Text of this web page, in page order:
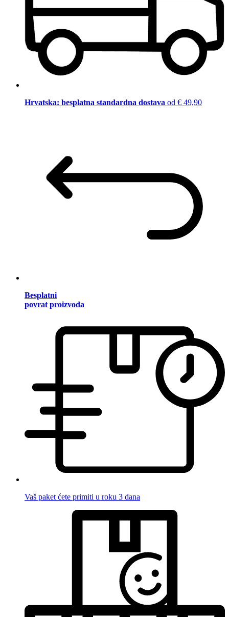
Hrvatska: besplatna standardna dostava od € 49,90
Besplatni
povrat proizvoda
Vaš paket ćete primiti u roku 3 dana